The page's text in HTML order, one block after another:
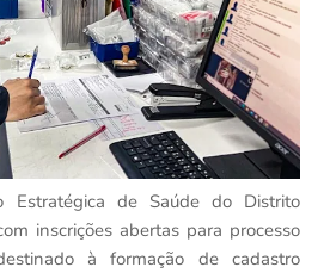
Estratégica de Saúde do Distrito
inscrições abertas para processo
à formação de cadastro